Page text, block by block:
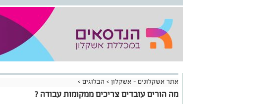
אתר אשקלונים - אשקלון > הבלוגים >
מה הורים עובדים צריכים ממקומות עבודה ?